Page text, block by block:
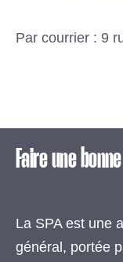
Par courrier : 9
Faire une
La SPA est une
général, portée